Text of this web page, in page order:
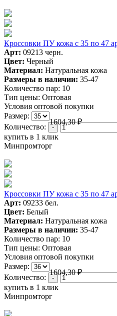
Кроссовки ПУ кожа c 35 по 47
Арт: 09213 черн.
Цвет: Черный
Материал: Натуральная кожа
Размеры в наличии: 35-47
Количество пар: 10
Тип цены: Оптовая
Условия оптовой покупки
Размер:
1604,30₽
Количество:
купить в 1 клик
Минпромторг
Кроссовки ПУ кожа c 35 по 47
Арт: 09233 бел.
Цвет: Белый
Материал: Натуральная кожа
Размеры в наличии: 35-47
Количество пар: 10
Тип цены: Оптовая
Условия оптовой покупки
Размер:
1604,30₽
Количество:
купить в 1 клик
Минпромторг